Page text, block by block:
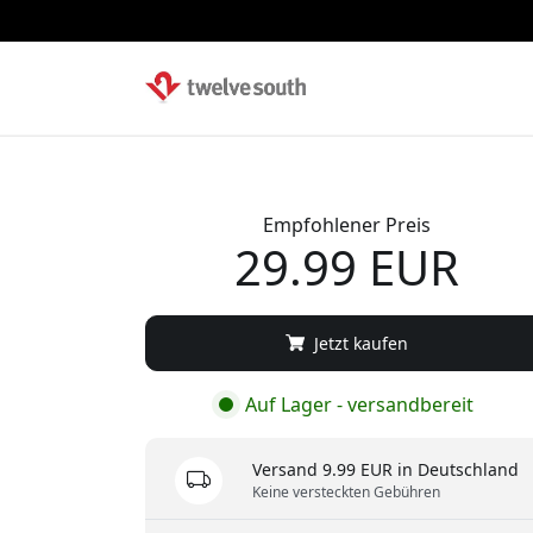
Empfohlener Preis
29.99 EUR
Jetzt kaufen
Auf Lager - versandbereit
Versand 9.99 EUR in Deutschland
Keine versteckten Gebühren